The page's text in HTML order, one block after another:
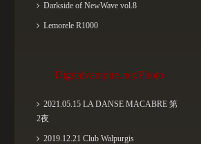
Darkside of NewWave vol.8
Lemorele R1000
Digitalvampire.net:Photo
2021.05.15 LA DANSE MACABRE 第
2夜
2019.12.21 Club Walpurgis